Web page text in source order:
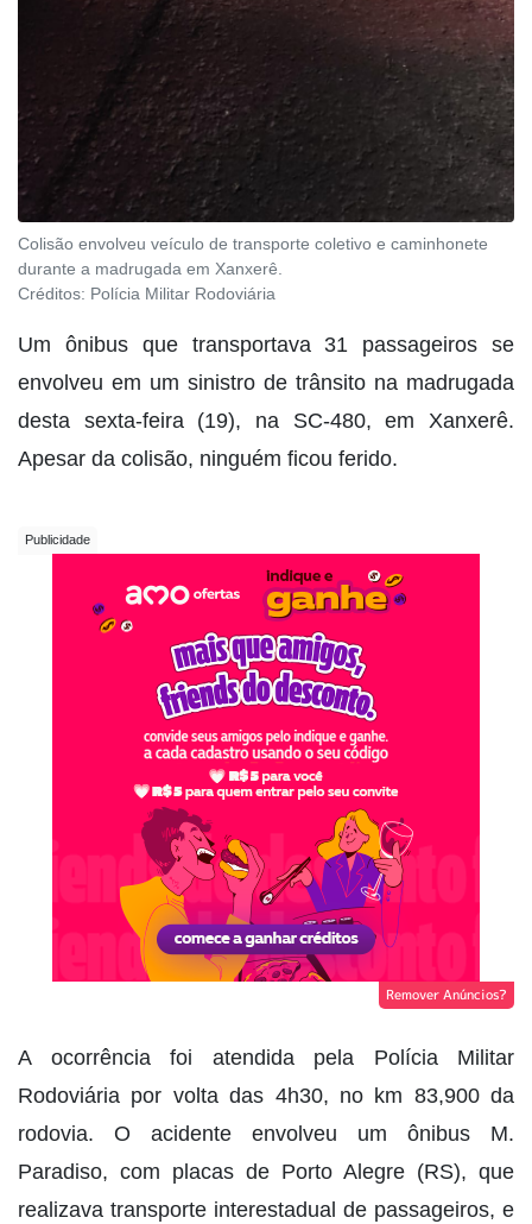
Colisão envolveu veículo de transporte coletivo e caminhonete
durante a madrugada em Xanxerê.
Créditos: Polícia Militar Rodoviária
Um ônibus que transportava 31 passageiros se
envolveu em um sinistro de trânsito na madrugada
desta sexta-feira (19), na SC-480, em Xanxerê.
Apesar da colisão, ninguém ficou ferido.
Remover Anúncios?
A ocorrência foi atendida pela Polícia Militar
Rodoviária por volta das 4h30, no km 83,900 da
rodovia. O acidente envolveu um ônibus M.
Paradiso, com placas de Porto Alegre (RS), que
realizava transporte interestadual de passageiros, e